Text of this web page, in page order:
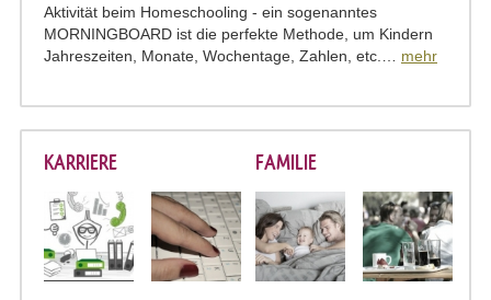
Aktivität beim Homeschooling - ein sogenanntes
MORNINGBOARD ist die perfekte Methode, um Kindern
Jahreszeiten, Monate, Wochentage, Zahlen, etc.… mehr
KARRIERE FAMILIE